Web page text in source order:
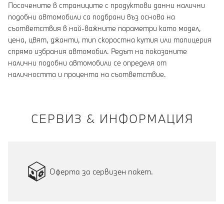
Посочените в страниците с продуктови данни налични
подобни автомобили са подбрани въз основа на
съответствия в най-важните параметри като модел,
цена, цвят, джанти, тип скоростна кутия или тапицерия
спрямо избрания автомобил. Редът на показаните
налични подобни автомобили се определя от
наличността и процента на съответствие.
СЕРВИЗ & ИНФОРМАЦИЯ
Оферта за сервизен пакет.